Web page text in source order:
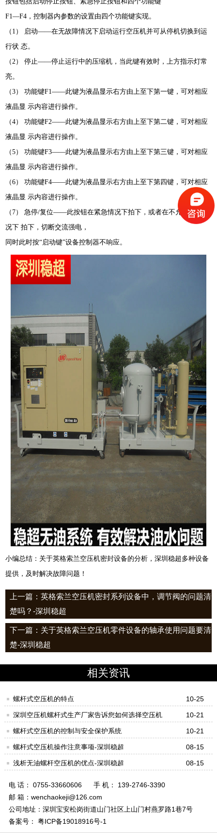
F1—F4，控制器内参数的设置由四个功能键实现。
（1） 启动——在无故障情况下启动运行空压机并可从停机切换到运
行状 态。
（2） 停止——停止运行中的压缩机，当此键有效时，上方指示灯常
亮。
（3） 功能键F1——此键为液晶显示右方由上至下第一键，可对相应
液晶显 示内容进行操作。
（4） 功能键F2——此键为液晶显示右方由上至下第二键，可对相应
液晶显 示内容进行操作。
（5） 功能键F3——此键为液晶显示右方由上至下第三键，可对相应
液晶显 示内容进行操作。
（6） 功能键F4——此键为液晶显示右方由上至下第四键，可对相应
液晶显 示内容进行操作。
（7） 急停/复位——此按钮在紧急情况下拍下，或者在不允许开机情
况下 拍下，切断交流强电，
同时此时按“启动键”设备控制器不响应。
小编总结：关于英格索兰空压机密封设备的分析，深圳稳超多种设备
提供，及时解决故障问题！
上一篇：英格索兰空压机密封系列设备中，调节阀的问题清
楚吗？-深圳稳超
下一篇：关于英格索兰空压机零件设备的轴承使用问题要清
楚-深圳稳超
相关资讯
螺杆式空压机的特点 10-25
深圳空压机螺杆式生产厂家告诉您如何选择空压机 10-21
螺杆式空压机的控制与安全保护系统 10-21
螺杆式空压机操作注意事项-深圳稳超 08-15
浅析无油螺杆空压机的优点-深圳稳超 08-15
电 话： 0755-33660606
手 机： 139-2746-3390
邮 箱：wenchaokeji@126.com
公司地址：深圳宝安松岗街道山门社区上山门村燕罗路1巷7号
备案号： 粤ICP备19018916号-1